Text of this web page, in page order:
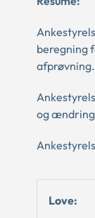
beregning
afprøvning.
og
Love: